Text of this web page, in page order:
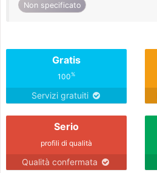
Non specificato
Gratis
100%
Servizi gratuiti
Serio
profili di qualità
Qualità confermata